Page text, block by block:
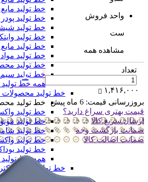
خط تولید
خط تولید
خط تولید
خط تولید
خط تولید
خط تولید
خط تولید
خط تولید
همه خط تولید
خط تولید محصولات
خط تولید
خط تولید
خط تولید
خط تولید
خط تولید
خط تولید
همه خط
خط تولید لوازم
خط تولید
واحد فروش
ست
مشاهده همه
تعداد
۱,۴۱۶,۰۰۰
بروزرسانی قیمت: 6 ماه پیش
قیمت بهتری سراغ دارید؟
ارسال سریع کالا
ضمانت بازگشت وجه
ضمانت اضالت کالا